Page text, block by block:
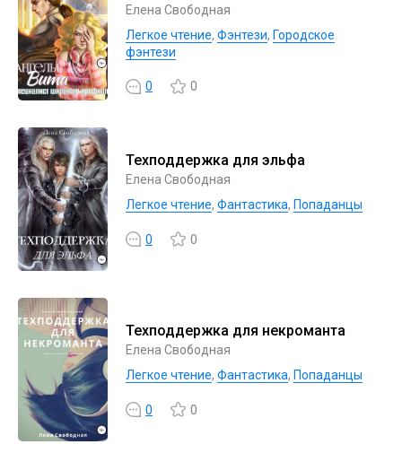
Елена Свободная
Легкое чтение, Фэнтези, Городское
фэнтези
0 0
Техподдержка для эльфа
Елена Свободная
Легкое чтение, Фантастика, Попаданцы
0 0
Техподдержка для некроманта
Елена Свободная
Легкое чтение, Фантастика, Попаданцы
0 0